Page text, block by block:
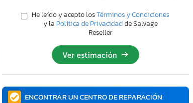
He leído y acepto losTérminos y Condiciones
y la Política de Privacidadde Salvage
Reseller
Ver estimación
ENCONTRAR UN CENTRO DE REPARACIÓN